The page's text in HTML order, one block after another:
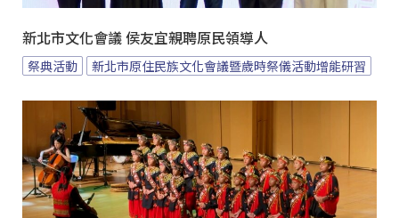
新北市文化會議 侯友宜親聘原民領導人
祭典活動 新北市原住民族文化會議暨歲時祭儀活動增能研習